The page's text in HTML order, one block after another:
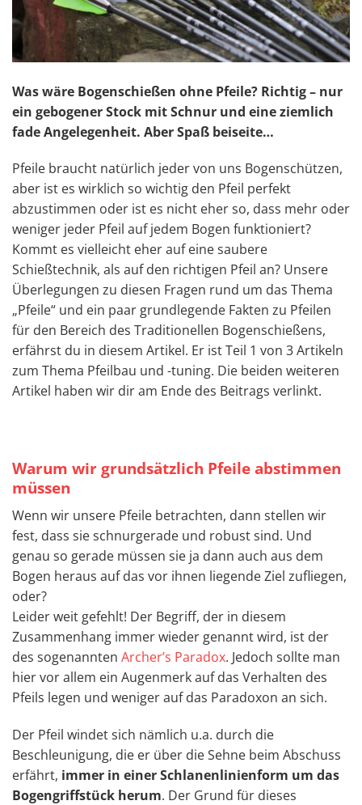
Was wäre Bogenschießen ohne Pfeile? Richtig – nur
ein gebogener Stock mit Schnur und eine ziemlich
fade Angelegenheit. Aber Spaß beiseite…
Pfeile braucht natürlich jeder von uns Bogenschützen,
aber ist es wirklich so wichtig den Pfeil perfekt
abzustimmen oder ist es nicht eher so, dass mehr oder
weniger jeder Pfeil auf jedem Bogen funktioniert?
Kommt es vielleicht eher auf eine saubere
Schießtechnik, als auf den richtigen Pfeil an? Unsere
Überlegungen zu diesen Fragen rund um das Thema
„Pfeile“ und ein paar grundlegende Fakten zu Pfeilen
für den Bereich des Traditionellen Bogenschießens,
erfährst du in diesem Artikel. Er ist Teil 1 von 3 Artikeln
zum Thema Pfeilbau und -tuning. Die beiden weiteren
Artikel haben wir dir am Ende des Beitrags verlinkt.
Warum wir grundsätzlich Pfeile abstimmen
müssen
Wenn wir unsere Pfeile betrachten, dann stellen wir
fest, dass sie schnurgerade und robust sind. Und
genau so gerade müssen sie ja dann auch aus dem
Bogen heraus auf das vor ihnen liegende Ziel zufliegen,
oder?
Leider weit gefehlt! Der Begriff, der in diesem
Zusammenhang immer wieder genannt wird, ist der
des sogenannten Archer’s Paradox. Jedoch sollte man
hier vor allem ein Augenmerk auf das Verhalten des
Pfeils legen und weniger auf das Paradoxon an sich.
Der Pfeil windet sich nämlich u.a. durch die
Beschleunigung, die er über die Sehne beim Abschuss
erfährt, immer in einer Schlanenlinienform um das
Bogengriffstück herum. Der Grund für dieses